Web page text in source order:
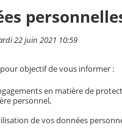
22 juin 2021 10:59
objectif de vous informer :
en matière de
personnel,
de vos données